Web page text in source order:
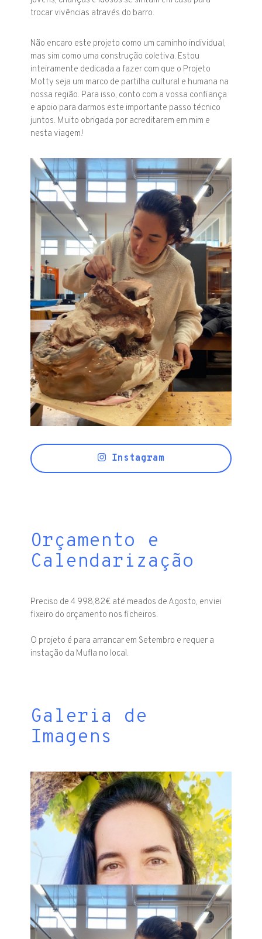
trocar vivências através do barro.
Não encaro este projeto como um caminho individual,
mas sim como uma construção coletiva. Estou
inteiramente dedicada a fazer com que o Projeto
Motty seja um marco de partilha cultural e humana na
nossa região. Para isso, conto com a vossa confiança
e apoio para darmos este importante passo técnico
juntos. Muito obrigada por acreditarem em mim e
nesta viagem!
Instagram
Orçamento e
Calendarização
Preciso de 4 998,82€ até meados de Agosto, enviei
fixeiro do orçamento nos ficheiros.
O projeto é para arrancar em Setembro e requer a
instação da Mufla no local.
Galeria de
Imagens